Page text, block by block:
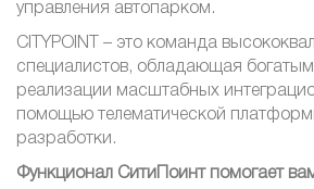
управления автопарком.
CITYPOINT – это команда
специалистов, обладающая
реализации масштабных
помощью телематической
разработки.
Функционал СитиПоинт помогает